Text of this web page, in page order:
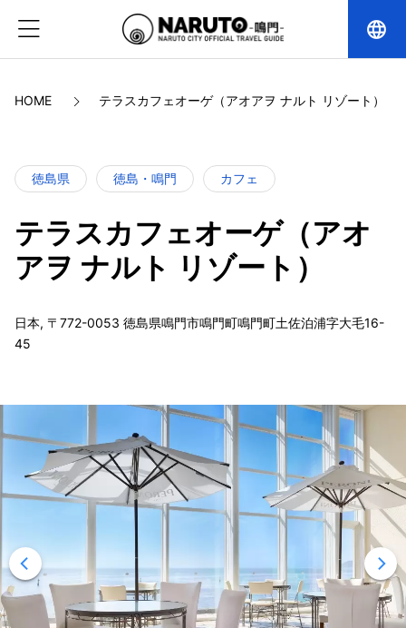
language
HOME テラスカフェオーゲ（アオアヲ ナルト リゾート）
徳島県 徳島・鳴門 カフェ
テラスカフェオーゲ（アオ
アヲ ナルト リゾート）
日本, 〒772-0053 徳島県鳴門市鳴門町鳴門町土佐泊浦字大毛16-
45